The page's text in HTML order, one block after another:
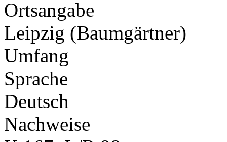
Ortsangabe
Leipzig (Baumgärtner)
Umfang
Sprache
Deutsch
Nachweise